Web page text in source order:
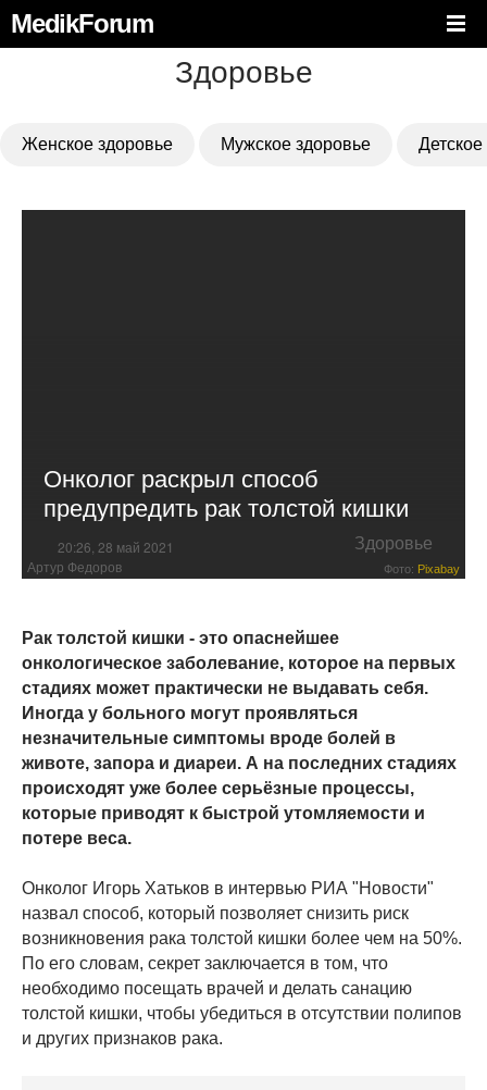
MedikForum
Здоровье
Женское здоровье Мужское здоровье
Онколог раскрыл способ
предупредить рак толстой кишки
20:26, 28 май 2021 Здоровье
Артур Федоров Фото: Pixabay
Рак толстой кишки - это опаснейшее
онкологическое заболевание, которое на первых
стадиях может практически не выдавать себя.
Иногда у больного могут проявляться
незначительные симптомы вроде болей в
животе, запора и диареи. А на последних стадиях
происходят уже более серьёзные процессы,
которые приводят к быстрой утомляемости и
потере веса.
Онколог Игорь Хатьков в интервью РИА "Новости"
назвал способ, который позволяет снизить риск
возникновения рака толстой кишки более чем на 50%.
По его словам, секрет заключается в том, что
необходимо посещать врачей и делать санацию
толстой кишки, чтобы убедиться в отсутствии полипов
и других признаков рака.